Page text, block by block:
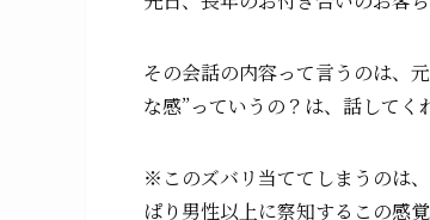
その会話の内容って言うのは、
な感”っていうの？は、話してく
※このズバリ当ててしまうのは
ぱり男性以上に察知するこの感